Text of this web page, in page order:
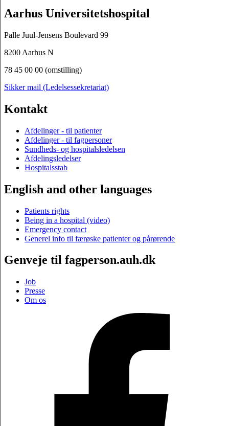
Aarhus Universitetshospital
Palle Juul-Jensens Boulevard 99
8200 Aarhus N
78 45 00 00 (omstilling)
Sikker mail (Ledelsessekretariat)
Kontakt
Afdelinger - til patienter
Afdelinger - til fagpersoner
Sundheds- og hospitalsledelsen
Afdelingsledelser
Hospitalsstab
English and other languages
Patients rights
Being in a hospital (video)
Emergency contact
Generel info til færøske patienter og pårørende
Genveje til fagperson.auh.dk
Job
Presse
Om os